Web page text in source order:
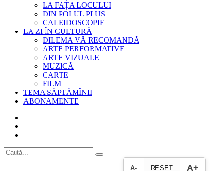
LA FAȚA LOCULUI
DIN POLUL PLUS
CALEIDOSCOPIE
LA ZI ÎN CULTURĂ
DILEMA VĂ RECOMANDĂ
ARTE PERFORMATIVE
ARTE VIZUALE
MUZICĂ
CARTE
FILM
TEMA SĂPTĂMÎNII
ABONAMENTE
A- RESET A+